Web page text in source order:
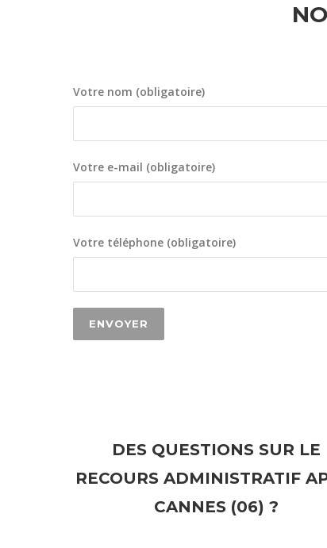
Votre nom (obligatoire)
Votre e-mail (obligatoire)
Votre téléphone (obligatoire)
DES QUESTIONS SUR LE
RECOURS ADMINISTRATIF
CANNES (06) ?